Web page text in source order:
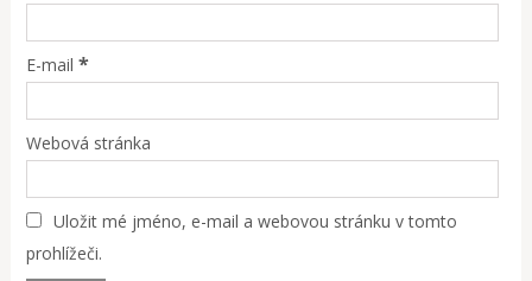
E-mail *
Webová stránka
Uložit mé jméno, e-mail a webovou stránku v tomto
prohlížeči.